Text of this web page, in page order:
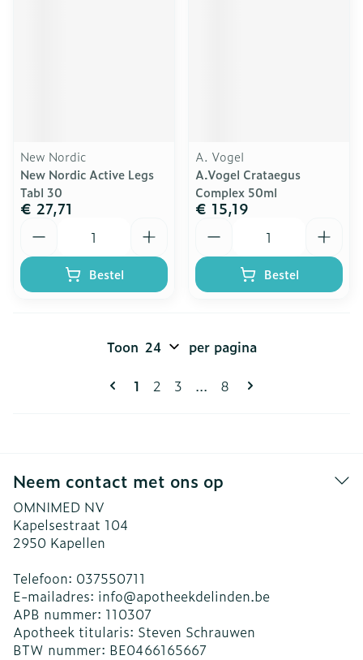
New Nordic
New Nordic Active Legs
Tabl 30
€ 27,71
Bestel
A. Vogel
A.Vogel Crataegus
Complex 50ml
€ 15,19
Bestel
Pagina's
U lees momenteel pagina
1 Pagina
2 Pagina
3 ... Pagina
8
Toon per pagina
Neem contact met ons op
OMNIMED NV
Kapelsestraat 104
2950 Kapellen
Telefoon: 037550711
E-mailadres: info@apotheekdelinden.be
APB nummer: 110307
Apotheek titularis: Steven Schrauwen
BTW nummer: BE0466165667